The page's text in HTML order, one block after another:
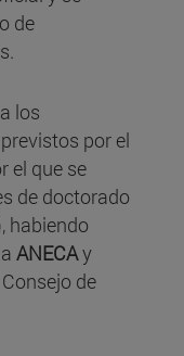
de
los
por el
el que se
de doctorado
habiendo
ANECAy
de